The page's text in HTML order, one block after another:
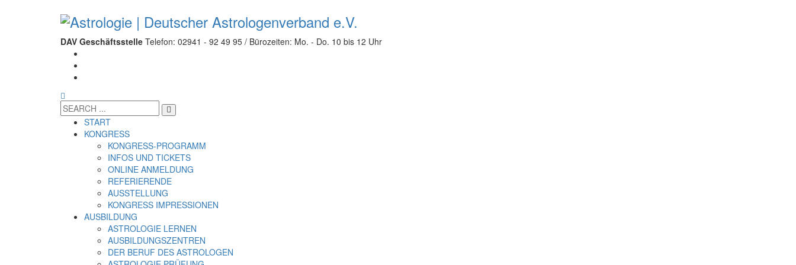
DAV Geschäftsstelle Telefon: 02941 - 92 49 95 / Bürozeiten: Mo. - Do. 10 bis 12 Uhr
START
KONGRESS
KONGRESS-PROGRAMM
INFOS UND TICKETS
ONLINE ANMELDUNG
REFERIERENDE
AUSSTELLUNG
KONGRESS IMPRESSIONEN
AUSBILDUNG
ASTROLOGIE LERNEN
AUSBILDUNGSZENTREN
DER BERUF DES ASTROLOGEN